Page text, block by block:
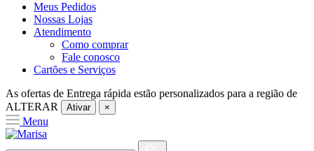
Meus Pedidos
Nossas Lojas
Atendimento
Como comprar
Fale conosco
Cartões e Serviços
As ofertas de Entrega rápida estão personalizados para a região de
ALTERAR
Ativar ×
Menu